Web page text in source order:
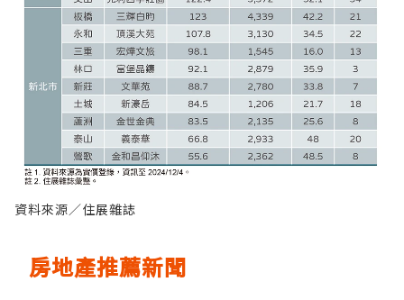
資料來源／住展雜誌
房地產推薦新聞